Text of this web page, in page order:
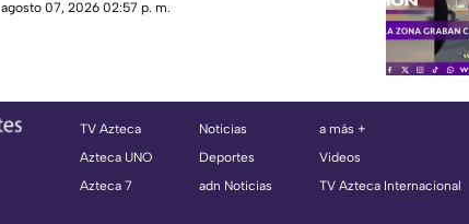
de cada signo
agosto 07, 2026 02:57 p. m.
TV Azteca
Azteca UNO
Azteca 7
Noticias
Deportes
adn Noticias
a más +
Videos
TV Azteca Internacional